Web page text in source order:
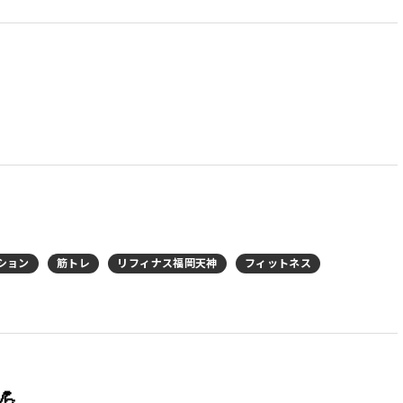
ョン 筋トレ リフィナス福岡天神 フィットネス